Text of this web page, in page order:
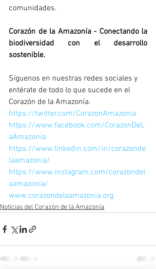
comunidades.
Corazón de la Amazonía - Conectando la
biodiversidad con el desarrollo
sostenible.
Síguenos en nuestras redes sociales y
entérate de todo lo que sucede en el
Corazón de la Amazonía.
https://twitter.com/CorazonAmazonia
https://www.facebook.com/CorazonDeL
aAmazonia
https://www.linkedin.com/in/corazonde
laamazonia/
https://www.instagram.com/corazondel
aamazonia/
www.corazondelaamazonia.org
Noticias del Corazón de la Amazonía